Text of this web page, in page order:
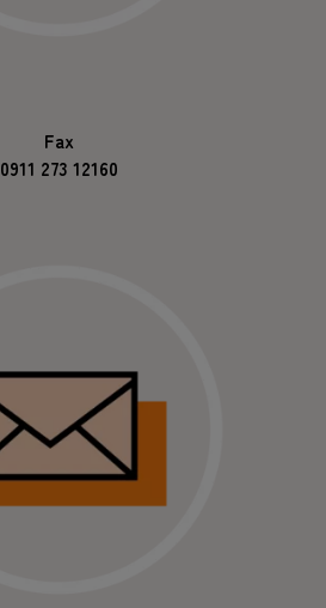
Fax
0911 273 12160